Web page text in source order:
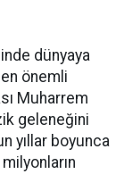
dünyaya
önemli
Muharrem
geleneğini
yıllar boyunca